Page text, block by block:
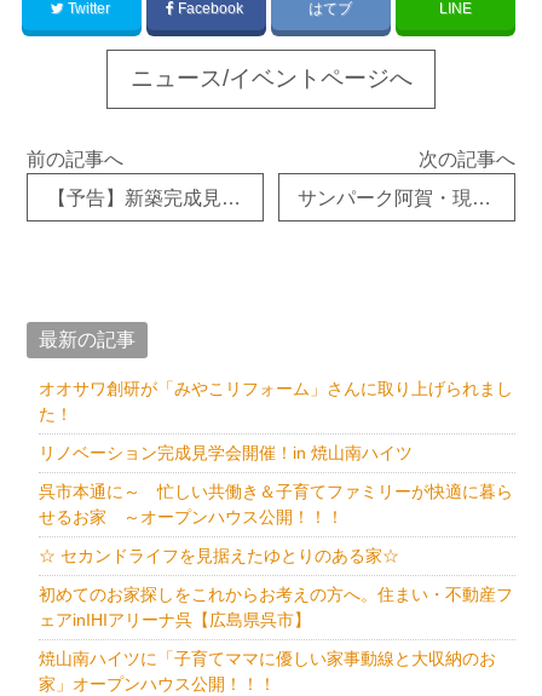
Twitter Facebook はてブ LINE
ニュース/イベントページへ
前の記事へ
【予告】新築完成見学会開催☆呉市広両谷
次の記事へ
サンパーク阿賀・現地見学会
最新の記事
オオサワ創研が「みやこリフォーム」さんに取り上げられまし
た！
リノベーション完成見学会開催！in 焼山南ハイツ
呉市本通に～ 忙しい共働き＆子育てファミリーが快適に暮ら
せるお家 ～オープンハウス公開！！！
☆ セカンドライフを見据えたゆとりのある家☆
初めてのお家探しをこれからお考えの方へ。住まい・不動産フ
ェアinIHIアリーナ呉【広島県呉市】
焼山南ハイツに「子育てママに優しい家事動線と大収納のお
家」オープンハウス公開！！！